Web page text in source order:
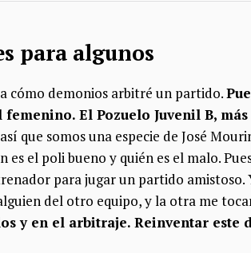
para algunos
cómo demonios arbitré un partido.
El Pozuelo Juvenil B,
que somos una especie de José
es el poli bueno y quién es el malo.
para jugar un partido amistoso.
del otro equipo, y la otra me
y en el arbitraje. Reinventar este